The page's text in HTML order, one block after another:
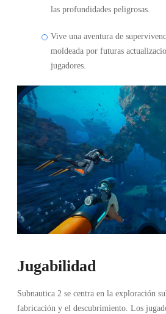
las profundidades peligrosas.
Vive una aventura de
moldeada por futuras
jugadores.
Jugabilidad
Subnautica 2 se centra en la exploración
fabricación y el descubrimiento. Los